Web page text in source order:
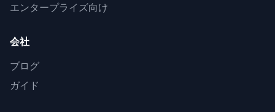
エンタープライズ向け
会社
ブログ
ガイド